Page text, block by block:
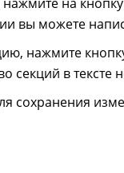
вы можете
нажмите
секций в тексте
сохранения